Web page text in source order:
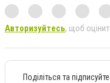
Авторизуйтесь, щоб
Поділіться та